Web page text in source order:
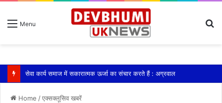
Menu
सेवा कार्य समाज में सकारात्मक ऊर्जा का संचार करते हैं : अग्रवाल
Home /एक्सक्लूसिव खबरें